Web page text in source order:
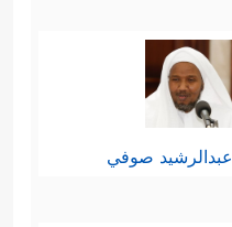
عبدالرشيد صوفي